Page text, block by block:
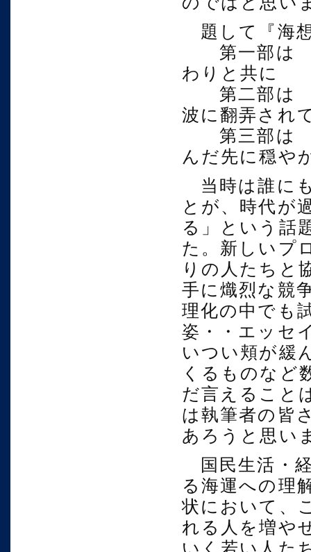
題して『海
第一部は
わりと共に
第二部は
波に翻弄され
第三部は
んだ先に穏や
当時は誰に
とが、時代が
る」という話
た。新しいプ
りの人たちと
手に熾烈な競
理化の中でも
姿・・エッセ
いつい頬が緩
くるものなど
だ言えること
は執筆者の皆
あろうと思い
国民生活・
る海運への理
状において、
れる人を増や
いく若い人た